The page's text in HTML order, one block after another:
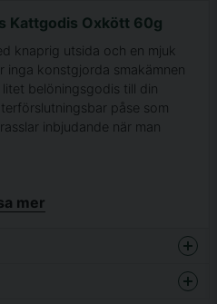
Kattgodis Oxkött 60g
knaprig utsida och en mjuk
inga konstgjorda smakämnen
belöningsgodis till din
påse som
inbjudande när man
kött &
B1 (15 mg/kg), vitamin B2 (7
mer